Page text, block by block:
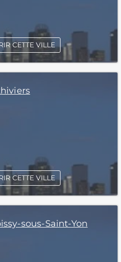
CETTE VILLE
CETTE VILLE
sous-Saint-Yon